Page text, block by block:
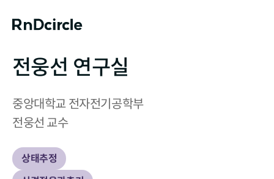
전웅선 연구실
중앙대학교 전자전기공학부
전웅선 교수
상태추정